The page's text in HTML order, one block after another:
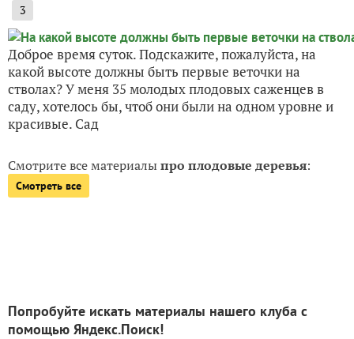
3
Доброе время суток. Подскажите, пожалуйста, на
какой высоте должны быть первые веточки на
стволах? У меня 35 молодых плодовых саженцев в
саду, хотелось бы, чтоб они были на одном уровне и
красивые. Сад
Смотрите все материалыпро плодовые деревья:
Смотреть все
Попробуйте искать материалы нашего клуба с
помощью Яндекс.Поиск!